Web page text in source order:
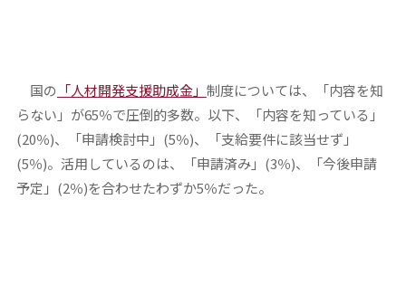
国の 「人材開発支援助成金」 制度については、「内容を知
らない」が65％で圧倒的多数。以下、「内容を知っている」
(20％)、「申請検討中」(5％)、「支給要件に該当せず」
(5％)。活用しているのは、「申請済み」(3％)、「今後申請
予定」(2％)を合わせたわずか5％だった。